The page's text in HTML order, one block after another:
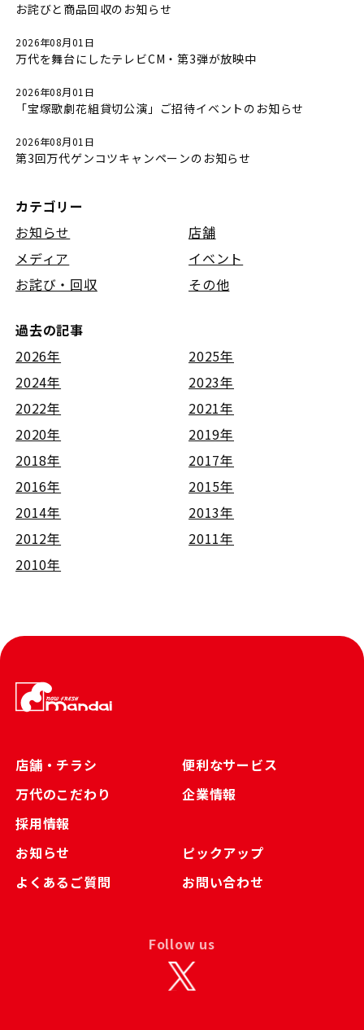
お詫びと商品回収のお知らせ
2026年08月01日
万代を舞台にしたテレビCM・第3弾が放映中
2026年08月01日
「宝塚歌劇花組貸切公演」ご招待イベントのお知らせ
2026年08月01日
第3回万代ゲンコツキャンペーンのお知らせ
カテゴリー
お知らせ
店舗
メディア
イベント
お詫び・回収
その他
過去の記事
2026年
2025年
2024年
2023年
2022年
2021年
2020年
2019年
2018年
2017年
2016年
2015年
2014年
2013年
2012年
2011年
2010年
店舗・チラシ
便利なサービス
万代のこだわり
企業情報
採用情報
お知らせ
ピックアップ
よくあるご質問
お問い合わせ
Follow us